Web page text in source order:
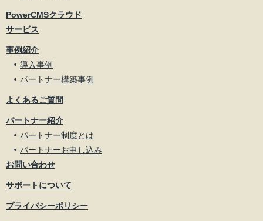
PowerCMSクラウド
サービス
事例紹介
導入事例
パートナー構築事例
よくあるご質問
パートナー紹介
パートナー制度とは
パートナーお申し込み
お問い合わせ
サポートについて
プライバシーポリシー